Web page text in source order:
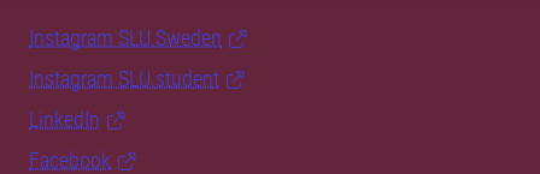
Instagram SLU.Sweden
Instagram SLU.student
LinkedIn
Facebook